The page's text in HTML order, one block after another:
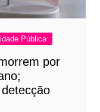
Pública
por